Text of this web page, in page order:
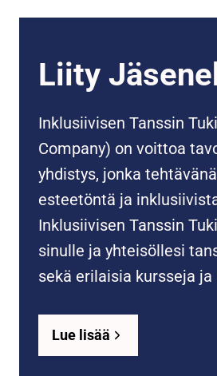
Liity
Inklusiivisen Tanssin
Company) on voittoa
yhdistys, jonka
esteetöntä ja
Inklusiivisen Tanssin
sinulle ja yhteisöllesi
sekä erilaisia kursseja
Lue lisää